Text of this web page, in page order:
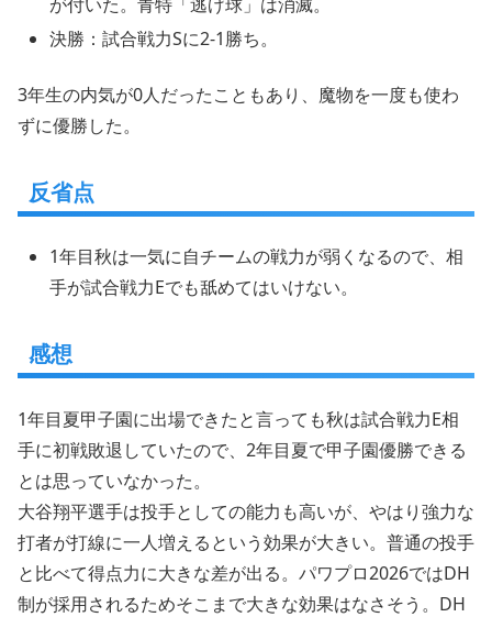
決勝：試合戦力Sに2-1勝ち。
3年生の内気が0人だったこともあり、魔物を一度も使わ
ずに優勝した。
反省点
1年目秋は一気に自チームの戦力が弱くなるので、相
手が試合戦力Eでも舐めてはいけない。
感想
1年目夏甲子園に出場できたと言っても秋は試合戦力E相
手に初戦敗退していたので、2年目夏で甲子園優勝できる
とは思っていなかった。
大谷翔平選手は投手としての能力も高いが、やはり強力な
打者が打線に一人増えるという効果が大きい。普通の投手
と比べて得点力に大きな差が出る。パワプロ2026ではDH
制が採用されるためそこまで大きな効果はなさそう。DH